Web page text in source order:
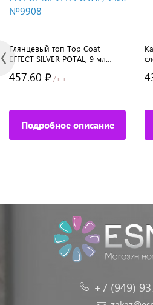
Глянцевый топ Top Сoat
EFFECT SILVER POTAL, 9 мл
457.60 ₽ / шт
Подробное описание
+7 (949)